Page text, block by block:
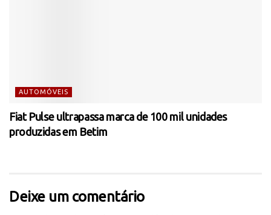
AUTOMÓVEIS
Fiat Pulse ultrapassa marca de 100 mil unidades
produzidas em Betim
Deixe um comentário